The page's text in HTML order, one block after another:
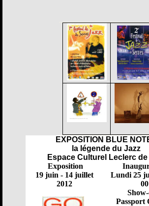
EXPOSITION BLUE
la légende du Jazz
Espace Culturel Leclerc de
Exposition
19 juin - 14 juillet
2012
Lundi 25
00
Show-
Passport